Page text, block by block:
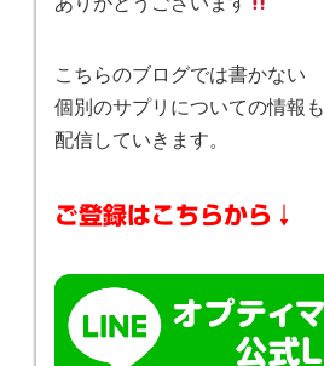
こちらのブログでは書かない
個別のサプリについての情報も
配信していきます。
ご登録はこちらから↓